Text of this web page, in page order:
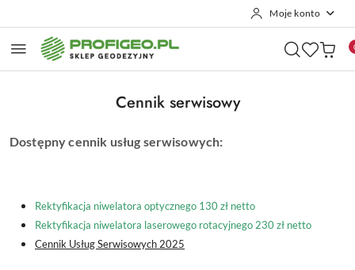
Moje konto
Cennik serwisowy
Dostępny cennik usług serwisowych:
Rektyfikacja niwelatora optycznego 130 zł netto
Rektyfikacja niwelatora laserowego rotacyjnego 230 zł netto
Cennik Usług Serwisowych 2025